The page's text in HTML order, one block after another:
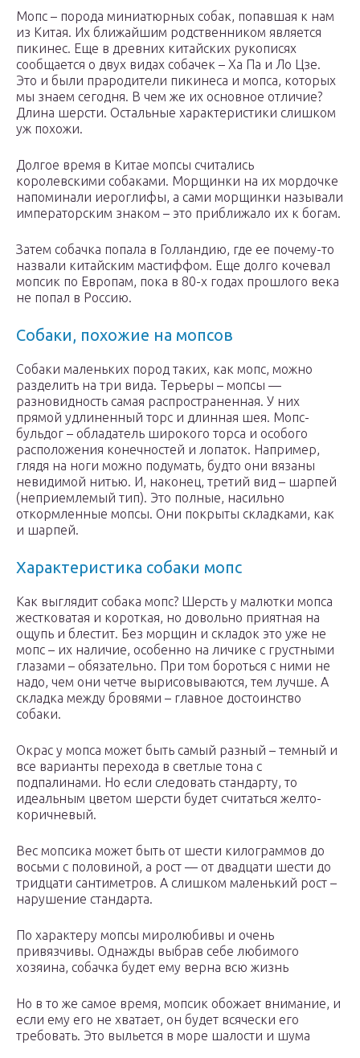
Мопс – порода миниатюрных собак, попавшая к нам
из Китая. Их ближайшим родственником является
пикинес. Еще в древних китайских рукописях
сообщается о двух видах собачек – Ха Па и Ло Цзе.
Это и были прародители пикинеса и мопса, которых
мы знаем сегодня. В чем же их основное отличие?
Длина шерсти. Остальные характеристики слишком
уж похожи.
Долгое время в Китае мопсы считались
королевскими собаками. Морщинки на их мордочке
напоминали иероглифы, а сами морщинки называли
императорским знаком – это приближало их к богам.
Затем собачка попала в Голландию, где ее почему-то
назвали китайским мастиффом. Еще долго кочевал
мопсик по Европам, пока в 80-х годах прошлого века
не попал в Россию.
Собаки, похожие на мопсов
Собаки маленьких пород таких, как мопс, можно
разделить на три вида. Терьеры – мопсы —
разновидность самая распространенная. У них
прямой удлиненный торс и длинная шея. Мопс-
бульдог – обладатель широкого торса и особого
расположения конечностей и лопаток. Например,
глядя на ноги можно подумать, будто они вязаны
невидимой нитью. И, наконец, третий вид – шарпей
(неприемлемый тип). Это полные, насильно
откормленные мопсы. Они покрыты складками, как
и шарпей.
Характеристика собаки мопс
Как выглядит собака мопс? Шерсть у малютки мопса
жестковатая и короткая, но довольно приятная на
ощупь и блестит. Без морщин и складок это уже не
мопс – их наличие, особенно на личике с грустными
глазами – обязательно. При том бороться с ними не
надо, чем они четче вырисовываются, тем лучше. А
складка между бровями – главное достоинство
собаки.
Окрас у мопса может быть самый разный – темный и
все варианты перехода в светлые тона с
подпалинами. Но если следовать стандарту, то
идеальным цветом шерсти будет считаться желто-
коричневый.
Вес мопсика может быть от шести килограммов до
восьми с половиной, а рост — от двадцати шести до
тридцати сантиметров. А слишком маленький рост –
нарушение стандарта.
По характеру мопсы миролюбивы и очень
привязчивы. Однажды выбрав себе любимого
хозяина, собачка будет ему верна всю жизнь
Но в то же самое время, мопсик обожает внимание, и
если ему его не хватает, он будет всячески его
требовать. Это выльется в море шалости и шума